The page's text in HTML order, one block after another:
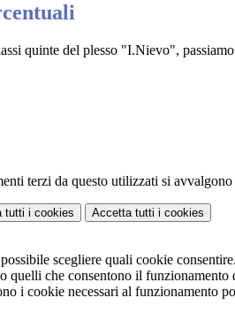
quinte del plesso "I.Nievo",
terzi da questo utilizzati si
tutti i cookies Accetta tutti i cookies
scegliere quali cookie consentire.
quelli che consentono il
i cookie necessari al funzionamento